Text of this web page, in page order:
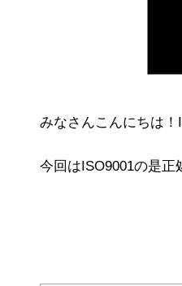
みなさんこんにちは！
今回はISO9001の是正